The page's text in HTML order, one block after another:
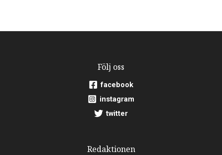
Följ oss
facebook
instagram
twitter
Redaktionen